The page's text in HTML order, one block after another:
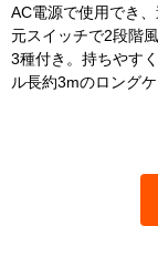
AC電源で使用でき
元スイッチで2段階
3種付き。持ちやす
ル長約3mのロングケ